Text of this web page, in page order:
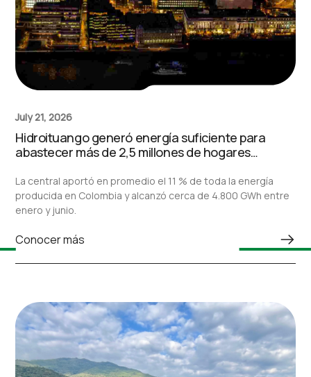
July 21, 2026
Hidroituango generó energía suficiente para
abastecer más de 2,5 millones de hogares
La central aportó en promedio el 11 % de toda la energía
producida en Colombia y alcanzó cerca de 4.800 GWh entre
enero y junio.
Conocer más